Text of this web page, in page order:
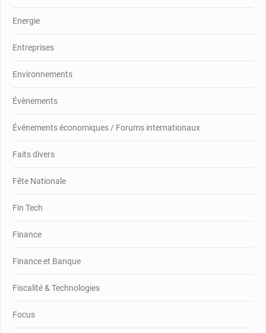
Energie
Entreprises
Environnements
Évènements
Événements économiques / Forums internationaux
Faits divers
Fête Nationale
Fin Tech
Finance
Finance et Banque
Fiscalité & Technologies
Focus